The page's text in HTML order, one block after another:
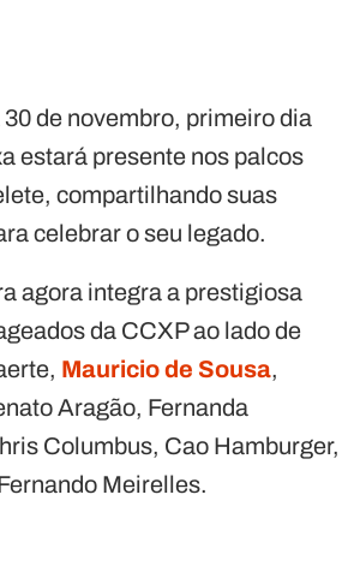
de novembro, primeiro dia
estará presente nos palcos
compartilhando suas
celebrar o seu legado.
agora integra a prestigiosa
da CCXP ao lado de
Mauricio de Sousa,
Aragão, Fernanda
Columbus, Cao Hamburger,
Meirelles.